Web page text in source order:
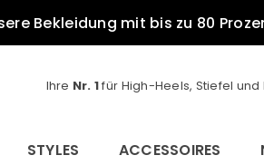
Bekleidung mit bis zu 80
Ihre Nr. 1für High-Heels, Stiefel und
STYLES ACCESSOIRES